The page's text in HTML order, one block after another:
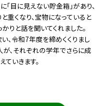
目に見えない貯金箱」があり、
重くなり、宝物になっていると
りと話を聞いてくれました。
、令和7年度を締めくくりまし
が、それぞれの学年でさらに成
ていきます。